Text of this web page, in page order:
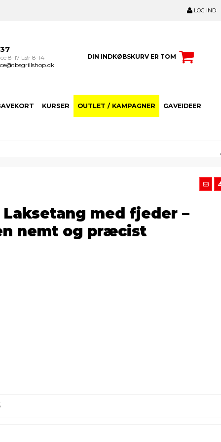
LOG IND
8-17 Lør 8-14
DIN INDKØBSKURV ER TOM
KURSER OUTLET / KAMPAGNER GAVEIDEER
med fjeder –
nemt og præcist